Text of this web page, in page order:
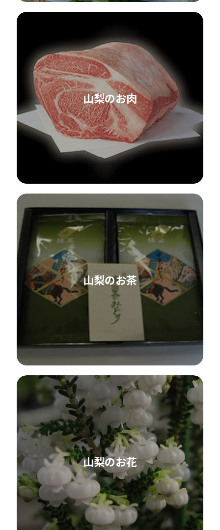
山梨のお肉
山梨のお茶
山梨のお花